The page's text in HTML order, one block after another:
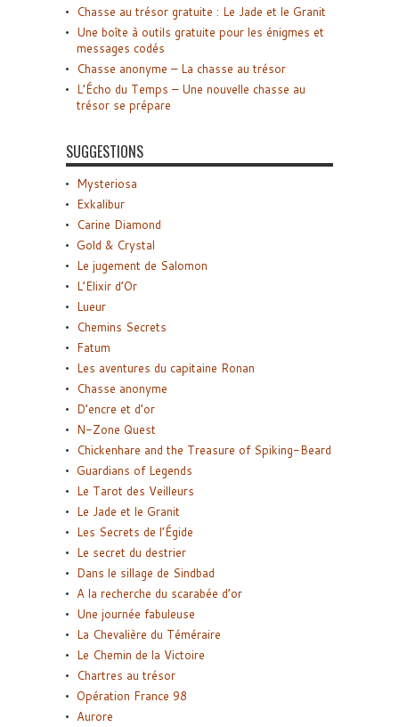
Chasse au trésor gratuite : Le Jade et le Granit
Une boîte à outils gratuite pour les énigmes et
messages codés
Chasse anonyme – La chasse au trésor
L’Écho du Temps – Une nouvelle chasse au
trésor se prépare
SUGGESTIONS
Mysteriosa
Exkalibur
Carine Diamond
Gold & Crystal
Le jugement de Salomon
L’Elixir d’Or
Lueur
Chemins Secrets
Fatum
Les aventures du capitaine Ronan
Chasse anonyme
D’encre et d’or
N-Zone Quest
Chickenhare and the Treasure of Spiking-Beard
Guardians of Legends
Le Tarot des Veilleurs
Le Jade et le Granit
Les Secrets de l’Égide
Le secret du destrier
Dans le sillage de Sindbad
A la recherche du scarabée d’or
Une journée fabuleuse
La Chevalière du Téméraire
Le Chemin de la Victoire
Chartres au trésor
Opération France 98
Aurore